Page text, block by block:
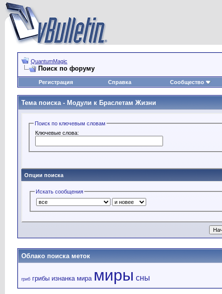
QuantumMagic
Поиск по форуму
Регистрация Справка Сообщество
Тема поиска - Модули к Браслетам Жизни
Поиск по ключевым словам
Ключевые слова:
Опции поиска
Искать сообщения
Облако поиска меток
гриб грибы изнанка мира миры сны